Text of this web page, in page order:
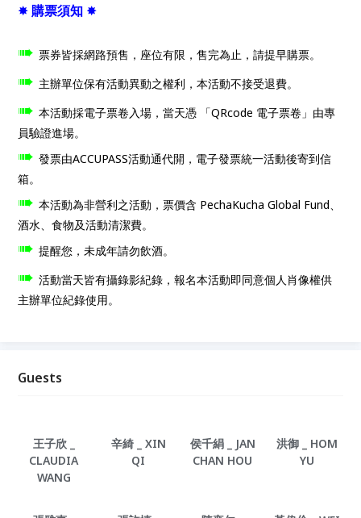
✸購票須知 ✸
➠票券皆採網路預售，座位有限，售完為止，請提早購票。
➠ 主辦單位保有活動異動之權利，本活動不接受退費。
➠本活動採電子票卷入場，當天憑 「QRcode 電子票卷」由專
員驗證進場。
➠發票由ACCUPASS活動通代開，電子發票統一活動後寄到信
箱。
➠本活動為非營利之活動，票價含 PechaKucha Global Fund、
酒水、食物及活動清潔費。
➠提醒您，未成年請勿飲酒。
➠活動當天皆有攝錄影紀錄，報名本活動即同意個人肖像權供
主辦單位紀錄使用。
Guests
王子欣 _
CLAUDIA
WANG
辛綺 _ XIN
QI
侯千絹 _ JAN
CHAN HOU
洪御 _ HOM
YU